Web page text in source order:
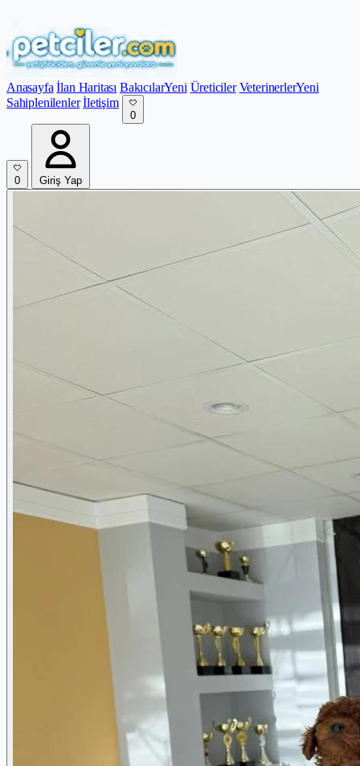
Anasayfa İlan Haritası BakıcılarYeni Üreticiler VeterinerlerYeni
Sahiplenilenler İletişim
0
0 Giriş Yap